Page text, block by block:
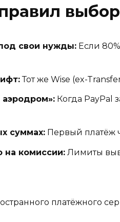
свои нужды: Если
Тот же Wise (ex-
Когда PayPal
суммах: Первый платёж
на комиссии: Лимиты
платёжного